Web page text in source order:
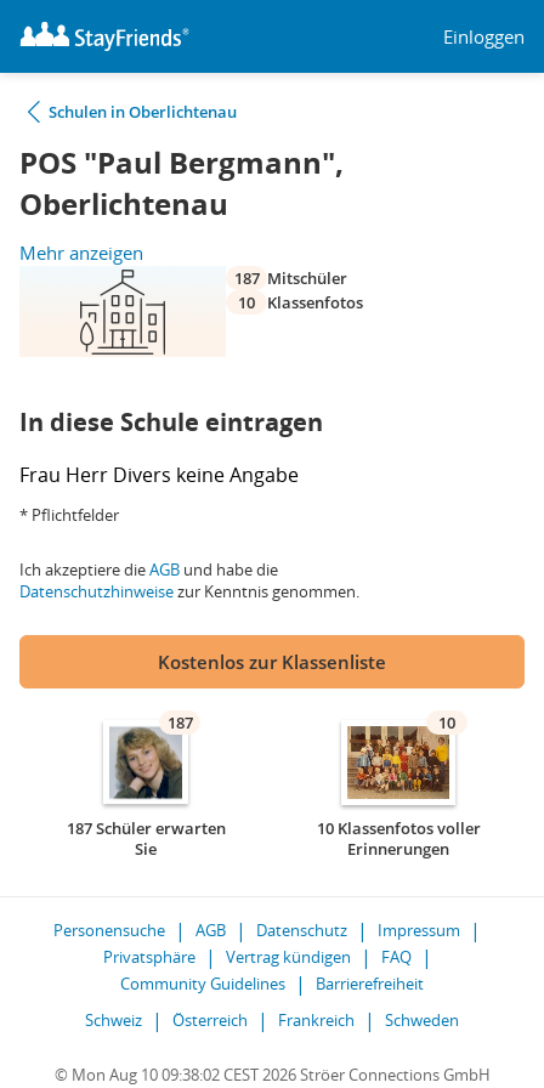
Einloggen
Schulen in Oberlichtenau
POS "Paul Bergmann",
Oberlichtenau
Mehr anzeigen
187 Mitschüler
10
Klassenfotos
In diese Schule eintragen
Frau Herr Divers keine Angabe
* Pflichtfelder
Ich akzeptiere dieAGB und habe die
Datenschutzhinweisezur Kenntnis genommen.
Kostenlos zur Klassenliste
187
187 Schüler erwarten
Sie
10
10 Klassenfotos voller
Erinnerungen
Personensuche AGB Datenschutz
Impressum
Privatsphäre
Vertrag kündigen
FAQ
Community Guidelines
Barrierefreiheit
Schweiz
Österreich Frankreich Schweden
© Mon Aug 10 09:38:02 CEST 2026 Ströer Connections GmbH